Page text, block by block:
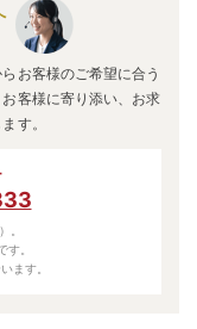
お客様のご希望に合う
客様に寄り添い、お求
す。
。
。
ます。